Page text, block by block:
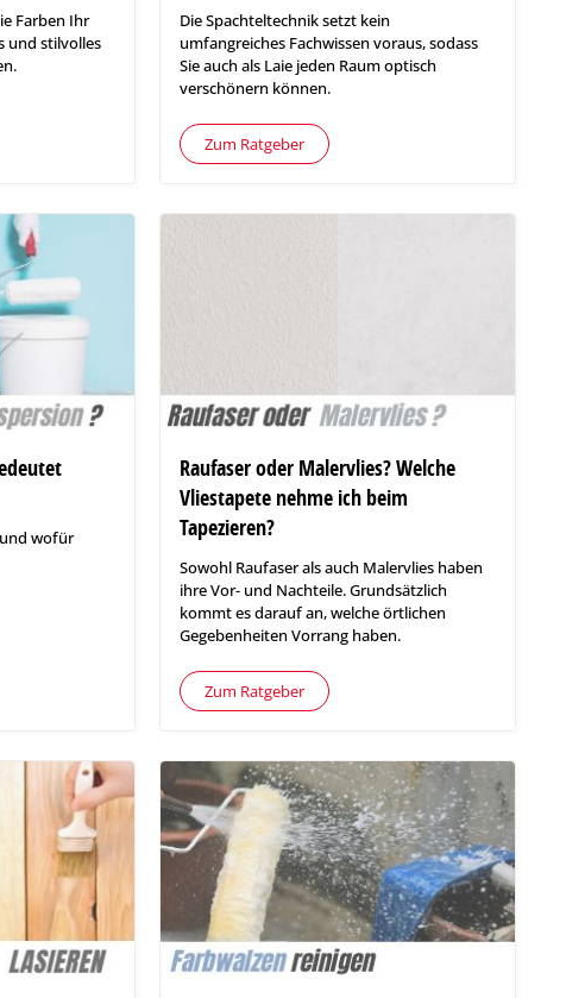
Farben Ihr
und stilvolles
Die Spachteltechnik setzt kein
umfangreiches Fachwissen voraus, sodass
Sie auch als Laie jeden Raum optisch
verschönern können.
Zum Ratgeber
wofür
Raufaser oder Malervlies? Welche
Vliestapete nehme ich beim
Tapezieren?
Sowohl Raufaser als auch Malervlies haben
ihre Vor- und Nachteile. Grundsätzlich
kommt es darauf an, welche örtlichen
Gegebenheiten Vorrang haben.
Zum Ratgeber